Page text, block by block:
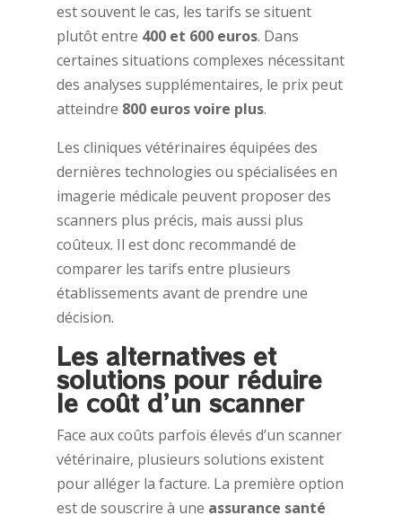
est souvent le cas, les tarifs se situent
plutôt entre 400 et 600 euros. Dans
certaines situations complexes nécessitant
des analyses supplémentaires, le prix peut
atteindre 800 euros voire plus.
Les cliniques vétérinaires équipées des
dernières technologies ou spécialisées en
imagerie médicale peuvent proposer des
scanners plus précis, mais aussi plus
coûteux. Il est donc recommandé de
comparer les tarifs entre plusieurs
établissements avant de prendre une
décision.
Les alternatives et
solutions pour réduire
le coût d’un scanner
Face aux coûts parfois élevés d’un scanner
vétérinaire, plusieurs solutions existent
pour alléger la facture. La première option
est de souscrire à une assurance santé